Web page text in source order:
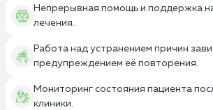
Непрерывная помощь и поддержка
лечения.
Работа над устранением причин
предупреждением её повторения.
Мониторинг состояния пациента
клиники.